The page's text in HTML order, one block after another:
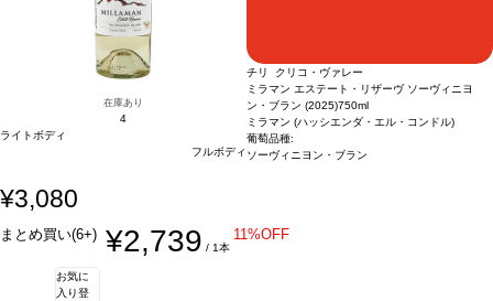
在庫あり
4
ライトボディ
フルボディ
チリ クリコ・ヴァレー
ミラマン エステート・リザーヴ ソーヴィニヨ
ン・ブラン (2025)750ml
ミラマン (ハッシエンダ・エル・コンドル)
葡萄品種:
ソーヴィニヨン・ブラン
¥3,080
まとめ買い(6+) ¥2,739 / 1本
11%OFF
お気に
入り登